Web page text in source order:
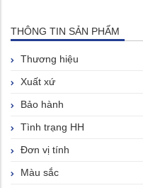
THÔNG TIN SẢN PHẨM
Thương hiệu
Xuất xứ
Bảo hành
Tình trạng HH
Đơn vị tính
Màu sắc